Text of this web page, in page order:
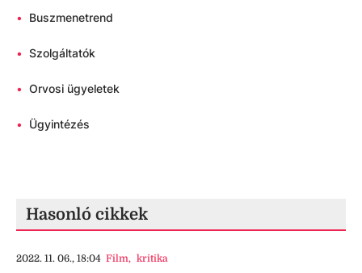
• Buszmenetrend
• Szolgáltatók
• Orvosi ügyeletek
• Ügyintézés
Hasonló cikkek
2022. 11. 06., 18:04 Film, kritika